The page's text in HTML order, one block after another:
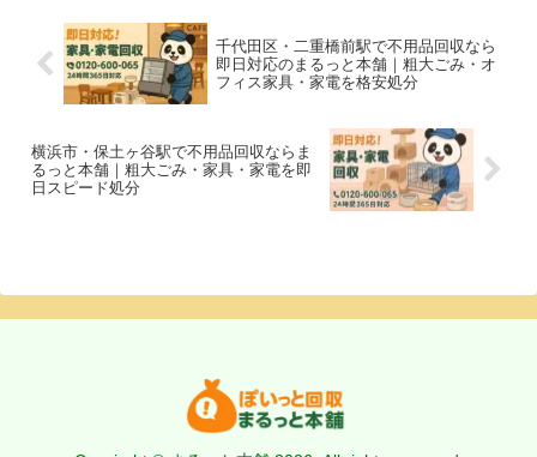
千代田区・二重橋前駅で不用品回収なら
即日対応のまるっと本舗｜粗大ごみ・オ
フィス家具・家電を格安処分
横浜市・保土ヶ谷駅で不用品回収ならま
るっと本舗｜粗大ごみ・家具・家電を即
日スピード処分